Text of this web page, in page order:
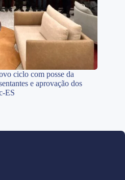
ciclo com posse da
e aprovação dos
ES